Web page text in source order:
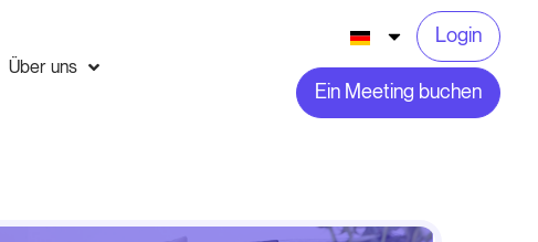
Über uns
Login
Ein Meeting buchen